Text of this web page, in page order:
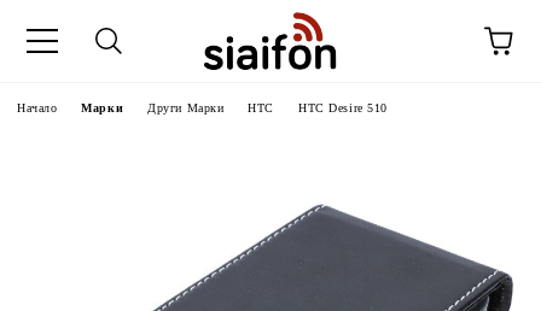
Начало Марки Други Марки HTC HTC Desire 510